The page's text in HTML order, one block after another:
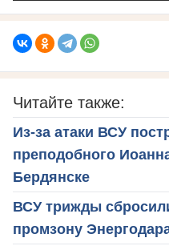
Читайте также:
Из-за атаки ВСУ
преподобного
Бердянске
ВСУ трижды
промзону